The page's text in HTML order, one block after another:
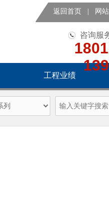
返回首页 网
咨询服
工程业绩